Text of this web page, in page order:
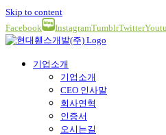
Skip to content
Facebook
InstagramTumblrTwitter
기업소개
기업소개
CEO 인사말
회사연혁
인증서
오시는길